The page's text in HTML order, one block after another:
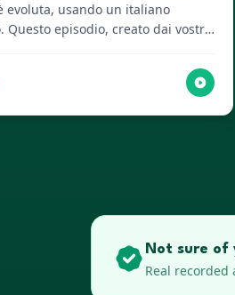
evoluta, usando un italiano
Questo episodio, creato dai vostri
risorse per imparare le lingue.
Not sure
Real